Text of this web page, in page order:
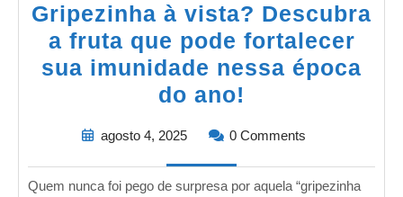
Gripezinha à vista? Descubra
a fruta que pode fortalecer
sua imunidade nessa época
do ano!
agosto 4, 2025 0 Comments
Quem nunca foi pego de surpresa por aquela “gripezinha